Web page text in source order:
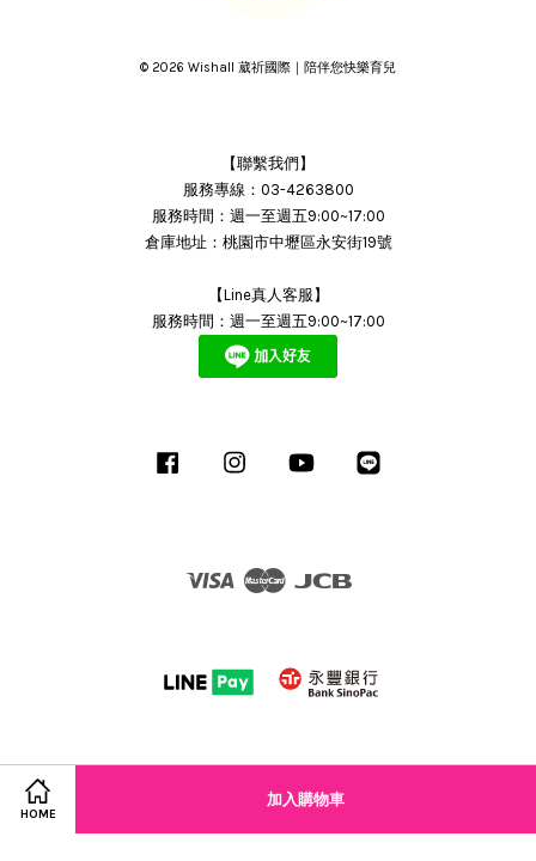
HOME
加入購物車
© 2026 Wishall 葳祈國際｜陪伴您快樂育兒
【聯繫我們】
服務專線：03-4263800
服務時間：週一至週五9:00~17:00
倉庫地址：桃園市中壢區永安街19號
【Line真人客服】
服務時間：週一至週五9:00~17:00
Facebook Instagram YouTube
Visa Master